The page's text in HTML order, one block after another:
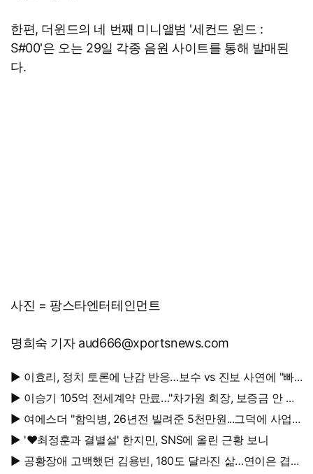
한편, 더윈드의 네 번째 미니앨범 '세컨드 윈드 :
S#00'은 오는 29일 각종 음원 사이트를 통해 발매된
다.
사진 = 팡스타엔터테인먼트
명희숙 기자 aud666@xportsnews.com
▶ 이효리, 정치 토론에 난감 반응…보수 vs 진보 사연에 "빠
지면 안 될까요?"
▶ 이승기 105억 전세계약 만료…"차가원 회장, 보증금 안 주
면 법적 조치"
▶ 여에스더 "함익병, 26년전 빌려준 5천만원...그덕에 사업
시작"▶ '♥최정훈과 결별설' 한지민, SNS에 올린 근황 보니
▶ 공황장애 고백했던 김용빈, 180도 달라진 삶…연이은 겹경